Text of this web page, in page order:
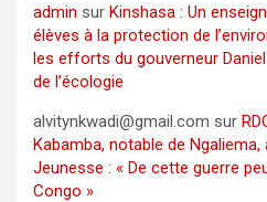
admin sur Kinshasa : Un
élèves à la protection de
les efforts du gouverneur
de l’écologie
alvitynkwadi@gmail.com sur
Kabamba, notable de
Jeunesse : « De cette guerre
Congo »